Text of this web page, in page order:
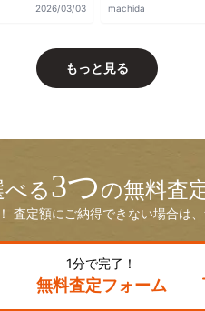
2026/03/03 machida
もっと見る
べる3つの無料査
査定額にご納得できない場合は
1分で完了！
無料査定フォーム